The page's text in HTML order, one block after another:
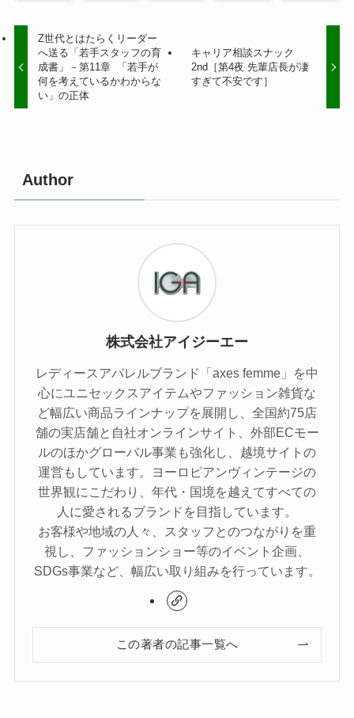
Z世代とはたらくリーダー
へ送る「若手スタッフの育
成書」－第11章 「若手が
何を考えているかわからな
い」の正体
キャリア相談スナック
2nd［第4夜 先輩店長が凄
すぎて不安です］
Author
株式会社アイジーエー
レディースアパレルブランド「axes femme」を中
心にユニセックスアイテムやファッション雑貨な
ど幅広い商品ラインナップを展開し、全国約75店
舗の実店舗と自社オンラインサイト、外部ECモー
ルのほかグローバル事業も強化し、越境サイトの
運営もしています。ヨーロピアンヴィンテージの
世界観にこだわり、年代・国境を越えてすべての
人に愛されるブランドを目指しています。
お客様や地域の人々、スタッフとのつながりを重
視し、ファッションショー等のイベント企画、
SDGs事業など、幅広い取り組みを行っています。
この著者の記事一覧へ